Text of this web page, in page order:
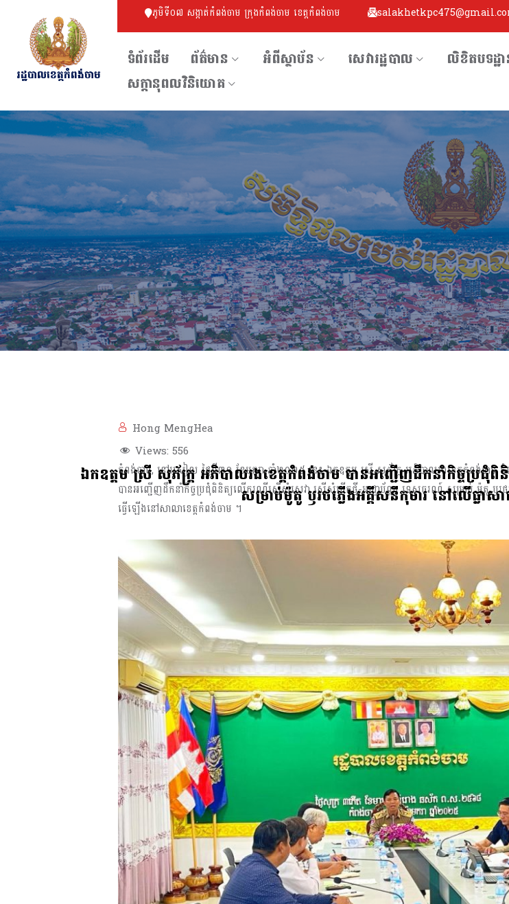
រដ្ឋបាលខេត្តកំពង់ចាម
ភូមិទី០៧ សង្កាត់កំពង់ចាម ក្រុងកំពង់ចាម ខេត្តកំពង់ចាម
ទំព័រដើម ព័ត៌មាន អំពីស្ថាប័ន សេវារដ្ឋបាល
លិខិតបទដ្ឋ
សក្ដានុពលវិនិយោគ
ឯកឧត្ដម ស្រី សុភ័ក្ដ្រ អភិបាលរងខេត្ដកំពង់ចាម បានអញ្ជេីញដឹកនាំកិច្ចប្រ
សម្រាប់ម៉ូតូ ឫរថភ្លេីងអគ្គីសនីកុមារ នៅលើធ្លាស
Hong MengHea
Views: 556
កំពង់ចាម, នៅរសៀល ថ្ងៃទី៣១ ខែមករា ឆ្នាំ២០២៥ នេះ ឯកឧត្ដម ស្រី សុភ័ក្ដ្រ អភិបាលរងខេត្ដកំពង់ចា
បានអញ្ជេីញដឹកនាំកិច្ចប្រជុំពិនិត្យលេីករណីស្នេីសុំសេវា ស្នេីសុំបេីកថ្មី-អាជ្ញាប័ណ្ណ ទេសចរណ៍ សម្រាប់ ម៉ូតូ ឫរថ
ធ្វេីឡេីងនៅសាលាខេត្ដកំពង់ចាម ។